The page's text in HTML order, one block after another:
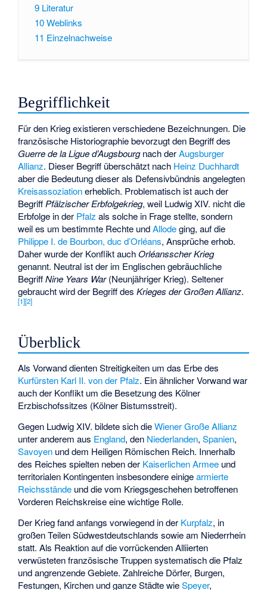
9 Literatur
10Weblinks
11 Einzelnachweise
Begrifflichkeit
Für den Krieg existieren verschiedene Bezeichnungen. Die
französische Historiographie bevorzugt den Begriff des
Guerre de la Ligue d’Augsbourgnach derAugsburger
Allianz. Dieser Begriff überschätzt nach Heinz Duchhardt
aber die Bedeutung dieser als Defensivbündnis angelegten
Kreisassoziationerheblich. Problematisch ist auch der
Begriff Pfälzischer Erbfolgekrieg, weil Ludwig XIV. nicht die
Erbfolge in der Pfalz als solche in Frage stellte, sondern
weil es um bestimmte Rechte undAllodeging, auf die
Philippe I. de Bourbon, duc d’Orléans, Ansprüche erhob.
Daher wurde der Konflikt auchOrléansscher Krieg
genannt. Neutral ist der im Englischen gebräuchliche
BegriffNine Years War(Neunjähriger Krieg). Seltener
gebraucht wird der Begriff desKrieges der Großen Allianz.
[1][2]
Überblick
Als Vorwand dienten Streitigkeiten um das Erbe des
Kurfürsten Karl II. von der Pfalz. Ein ähnlicher Vorwand war
auch der Konflikt um die Besetzung des Kölner
Erzbischofssitzes (Kölner Bistumsstreit).
Gegen Ludwig XIV. bildete sich dieWiener Große Allianz
unter anderem aus England, den Niederlanden,Spanien,
Savoyen und dem Heiligen Römischen Reich. Innerhalb
des Reiches spielten neben der Kaiserlichen Armee und
territorialen Kontingenten insbesondere einigearmierte
Reichsstände und die vom Kriegsgeschehen betroffenen
Vorderen Reichskreiseeine wichtige Rolle.
Der Krieg fand anfangs vorwiegend in der Kurpfalz, in
großen Teilen Südwestdeutschlands sowie am Niederrhein
statt. Als Reaktion auf die vorrückenden Alliierten
verwüsteten französische Truppen systematisch die Pfalz
und angrenzende Gebiete. Zahlreiche Dörfer, Burgen,
Festungen, Kirchen und ganze Städte wieSpeyer,